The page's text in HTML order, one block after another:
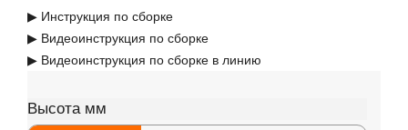
▶ Инструкция по сборке
▶ Видеоинструкция по сборке
▶ Видеоинструкция по сборке в линию
Высота мм